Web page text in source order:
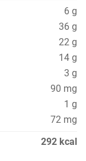
6 g
36 g
22 g
14 g
3 g
90 mg
1 g
72 mg
292 kcal